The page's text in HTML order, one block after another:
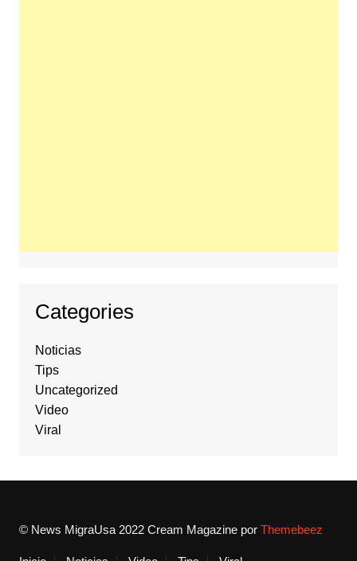
Categories
Noticias
Tips
Uncategorized
Video
Viral
© News MigraUsa 2022Cream Magazine por Themebeez